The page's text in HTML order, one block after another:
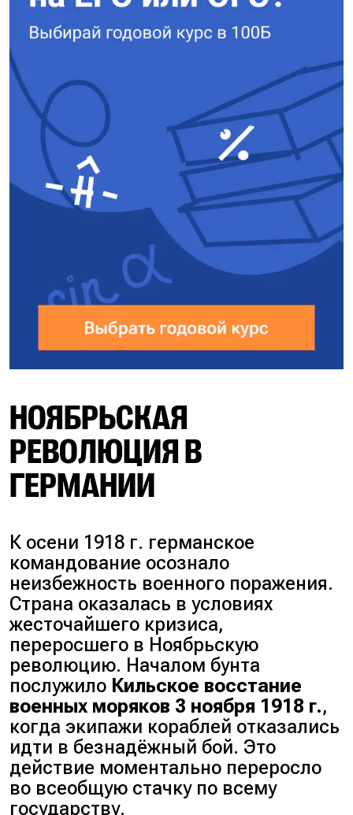
НОЯБРЬСКАЯ
РЕВОЛЮЦИЯ В
ГЕРМАНИИ
К осени 1918 г. германское
командование осознало
неизбежность военного поражения.
Страна оказалась в условиях
жесточайшего кризиса,
переросшего в Ноябрьскую
революцию. Началом бунта
послужило Кильское восстание
военных моряков 3 ноября 1918 г.,
когда экипажи кораблей отказались
идти в безнадёжный бой. Это
действие моментально переросло
во всеобщую стачку по всему
государству.